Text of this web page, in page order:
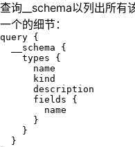
查询__schema以列出所有
一个的细节：
query {
  __schema {
    types {
      name
      kind
      description
      fields {
        name
      }
    }
  }